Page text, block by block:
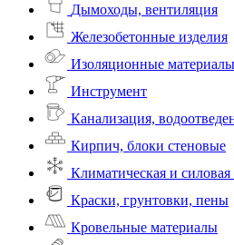
Дымоходы, вентиляция
Железобетонные изделия
Изоляционные материалы
Инструмент
Канализация,
Кирпич, блоки стеновые
Климатическая и силовая
Краски, грунтовки, пены
Кровельные материалы